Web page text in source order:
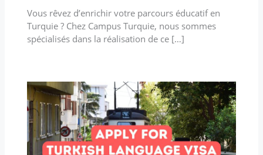
Vous rêvez d’enrichir votre parcours éducatif en
Turquie ? Chez Campus Turquie, nous sommes
spécialisés dans la réalisation de ce […]